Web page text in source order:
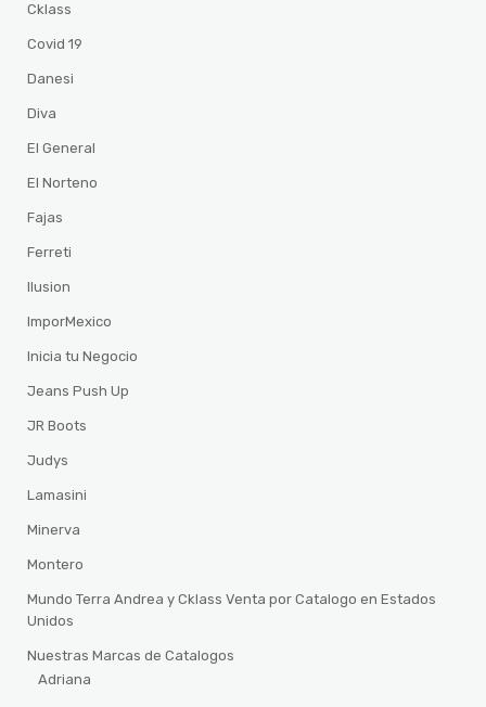
Cklass
Covid 19
Danesi
Diva
El General
El Norteno
Fajas
Ferreti
Ilusion
ImporMexico
Inicia tu Negocio
Jeans Push Up
JR Boots
Judys
Lamasini
Minerva
Montero
Mundo Terra Andrea y Cklass Venta por Catalogo en Estados
Unidos
Nuestras Marcas de Catalogos
Adriana